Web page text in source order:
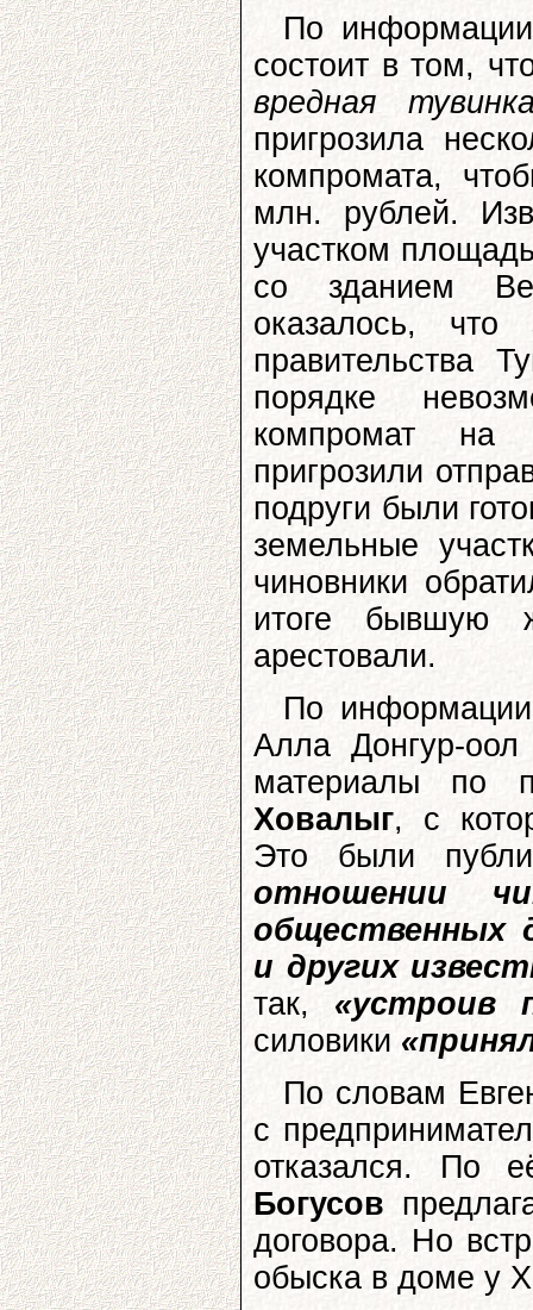
По
состоит в том,
вредная
пригрозила
компромата,
млн. рублей.
участком
со зданием
оказалось, что
правительства
порядке
компромат на
пригрозили
подруги были
земельные
чиновники
итоге бывшую
арестовали.
По
Алла Донгур-
материалы по
Ховалыг, с
Это были
отношении
общественных
и других
так, «устроив
силовики
По словам
с
отказался. По
Богусов
договора. Но
обыска в доме у